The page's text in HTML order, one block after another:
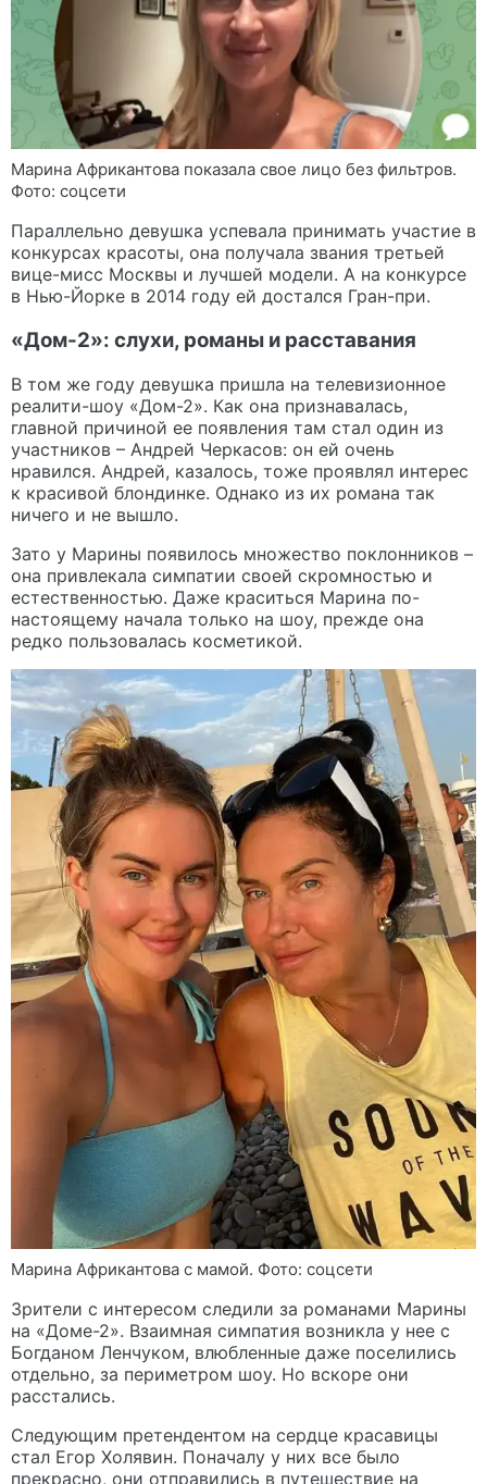
Марина Африкантова показала свое лицо без фильтров.
Фото: соцсети
Параллельно девушка успевала принимать участие в
конкурсах красоты, она получала звания третьей
вице-мисс Москвы и лучшей модели. А на конкурсе
в Нью-Йорке в 2014 году ей достался Гран-при.
«Дом-2»: слухи, романы и расставания
В том же году девушка пришла на телевизионное
реалити-шоу «Дом-2». Как она признавалась,
главной причиной ее появления там стал один из
участников – Андрей Черкасов: он ей очень
нравился. Андрей, казалось, тоже проявлял интерес
к красивой блондинке. Однако из их романа так
ничего и не вышло.
Зато у Марины появилось множество поклонников –
она привлекала симпатии своей скромностью и
естественностью. Даже краситься Марина по-
настоящему начала только на шоу, прежде она
редко пользовалась косметикой.
Марина Африкантова с мамой. Фото: соцсети
Зрители с интересом следили за романами Марины
на «Доме-2». Взаимная симпатия возникла у нее с
Богданом Ленчуком, влюбленные даже поселились
отдельно, за периметром шоу. Но вскоре они
расстались.
Следующим претендентом на сердце красавицы
стал Егор Холявин. Поначалу у них все было
прекрасно, они отправились в путешествие на